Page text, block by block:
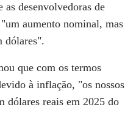
desenvolvedoras de
aumento nominal, mas
dólares".
que com os termos
à inflação, "os nossos
dólares reais em 2025 do